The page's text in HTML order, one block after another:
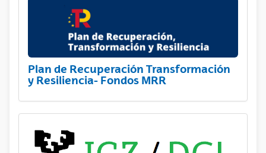
Plan de Recuperación Transformación
y Resiliencia- Fondos MRR